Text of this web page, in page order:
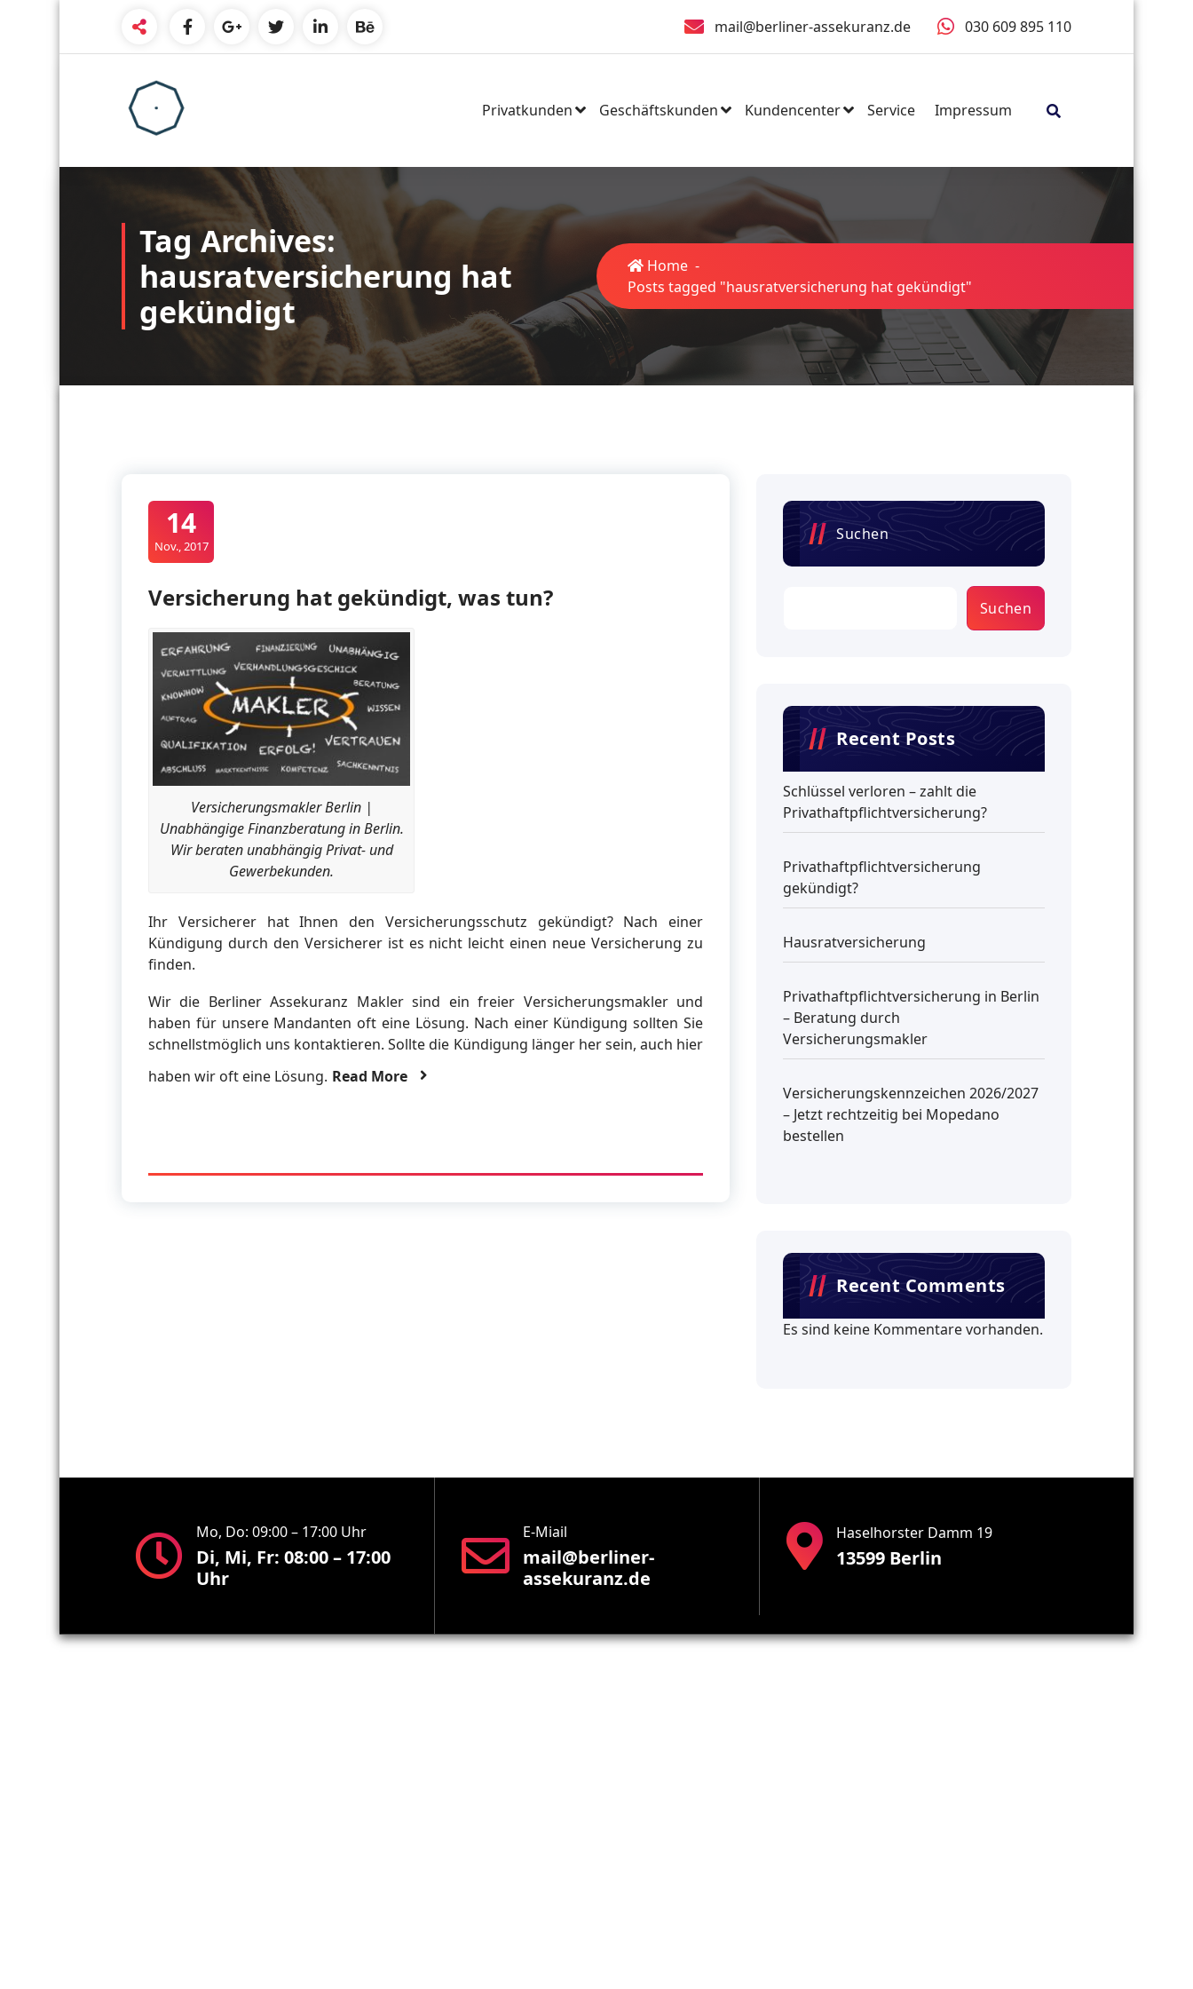
content
mail@berliner-assekuranz.de 030 609 895 110
Privatkunden Geschäftskunden Kundencenter Service Impressum
Tag Archives:
hausratversicherung hat
gekündigt
Home -
Posts tagged "hausratversicherung hat gekündigt"
14
Nov., 2017
Versicherung hat gekündigt, was tun?
Versicherungsmakler Berlin |
Unabhängige Finanzberatung in Berlin.
Wir beraten unabhängig Privat- und
Gewerbekunden.
Ihr Versicherer hat Ihnen den Versicherungsschutz gekündigt? Nach einer
Kündigung durch den Versicherer ist es nicht leicht einen neue Versicherung zu
finden.
Wir die Berliner Assekuranz Makler sind ein freier Versicherungsmakler und
haben für unsere Mandanten oft eine Lösung. Nach einer Kündigung sollten Sie
schnellstmöglich uns kontaktieren. Sollte die Kündigung länger her sein, auch hier
haben wir oft eine Lösung. Read More
Suchen
Suchen
Recent Posts
Schlüssel verloren – zahlt die
Privathaftpflichtversicherung?
Privathaftpflichtversicherung
gekündigt?
Hausratversicherung
Privathaftpflichtversicherung in Berlin
– Beratung durch
Versicherungsmakler
Versicherungskennzeichen 2026/2027
– Jetzt rechtzeitig bei Mopedano
bestellen
Recent Comments
Es sind keine Kommentare vorhanden.
Mo, Do: 09:00 – 17:00 Uhr
Di, Mi, Fr: 08:00 – 17:00
Uhr
E-Miail
mail@berliner-
assekuranz.de
Haselhorster Damm 19
13599 Berlin